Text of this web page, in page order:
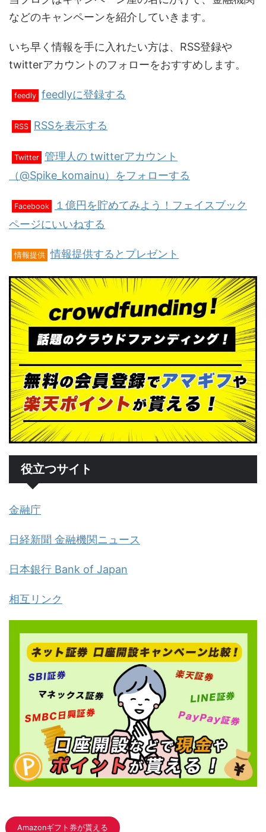
などのキャンペーンを紹介していきます。
いち早く情報を手に入れたい方は、RSS登録や
twitterアカウントのフォローをおすすめします。
feedly feedlyに登録する
RSS RSSを表示する
Twitter 管理人の twitterアカウント
（@Spike_komainu）をフォローする
Facebook
１億円を貯めてみよう！フェイスブック
ページにいいねする
情報提供 情報提供するとプレゼント
役立つサイト
金融庁
日経新聞 金融機関ニュース
日本銀行 Bank of Japan
相互リンク
Amazonギフト券が貰える